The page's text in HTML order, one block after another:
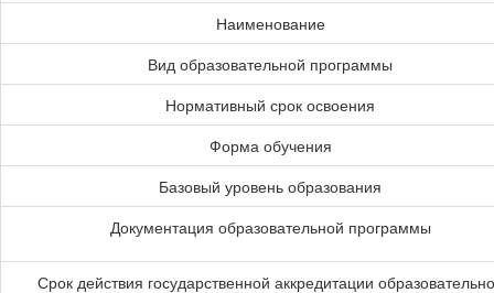
Наименование
Вид образовательной программы
Нормативный срок освоения
Форма обучения
Базовый уровень образования
Документация образовательной программы
Срок действия государственной аккредитации